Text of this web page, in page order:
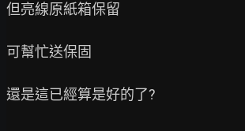
但亮線原紙箱保留
可幫忙送保固
還是這已經算是好的了?